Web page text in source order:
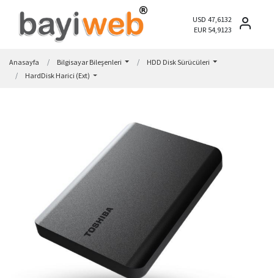
USD 47,6132
EUR 54,9123
Anasayfa Bilgisayar Bileşenleri
HDD Disk Sürücüleri
HardDisk Harici (Ext)